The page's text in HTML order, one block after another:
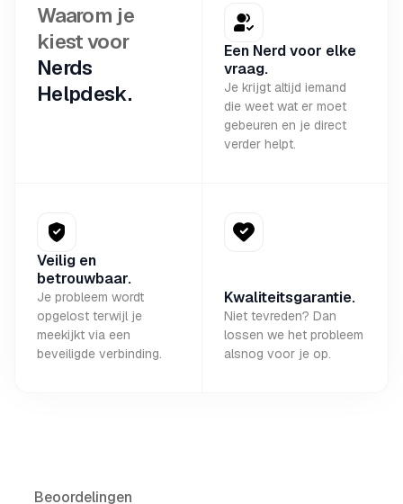
Waarom je
kiest voor
Nerds
Helpdesk.
Een Nerd voor elke
vraag.
Je krijgt altijd iemand
die weet wat er moet
gebeuren en je direct
verder helpt.
Veilig en
betrouwbaar.
Je probleem wordt
opgelost terwijl je
meekijkt via een
beveiligde verbinding.
Kwaliteitsgarantie.
Niet tevreden? Dan
lossen we het probleem
alsnog voor je op.
Beoordelingen